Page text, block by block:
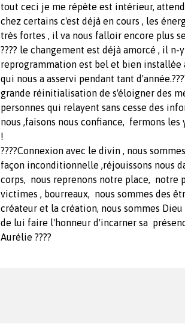
tout ceci je me répète est intérieur,
chez certains c'est déjà en cours , les
très fortes , il va nous falloir encore plus
???? le changement est déjà amorcé , il
reprogrammation est bel et bien
qui nous a asservi pendant tant
grande réinitialisation de s'éloigner des
personnes qui relayent sans cesse des
nous ,faisons nous confiance, fermons
!
????Connexion avec le divin , nous
façon inconditionnelle ,réjouissons nous
corps, nous reprenons notre place, notre
victimes , bourreaux, nous sommes des
créateur et la création, nous sommes
de lui faire l'honneur d'incarner sa
Aurélie ????